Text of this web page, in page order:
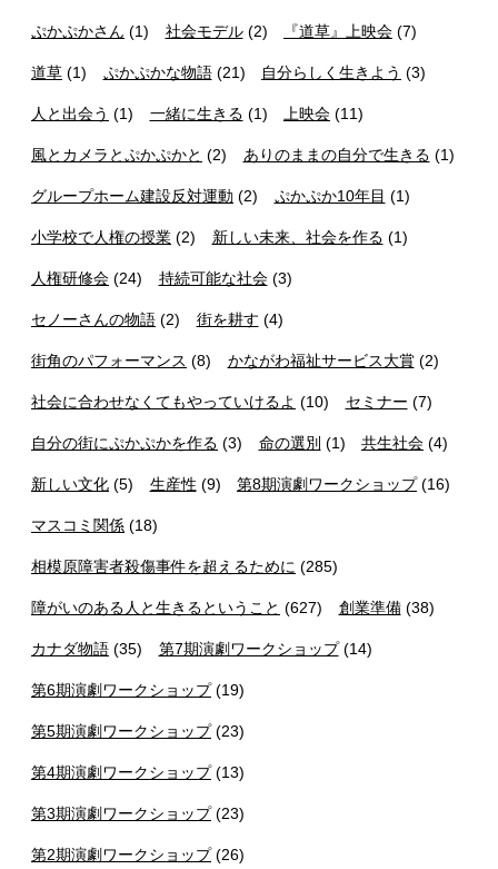
ぷかぷかさん (1) 社会モデル(2) 『道草』上映会 (7)
道草 (1) ぷかぷかな物語(21) 自分らしく生きよう (3)
人と出会う (1) 一緒に生きる (1) 上映会 (11)
風とカメラとぷかぷかと (2) ありのままの自分で生きる (1)
グループホーム建設反対運動 (2) ぷかぷか10年目 (1)
小学校で人権の授業 (2) 新しい未来、社会を作る (1)
人権研修会 (24) 持続可能な社会(3)
セノーさんの物語 (2) 街を耕す (4)
街角のパフォーマンス (8) かながわ福祉サービス大賞(2)
社会に合わせなくてもやっていけるよ (10) セミナー (7)
自分の街にぷかぷかを作る (3) 命の選別 (1) 共生社会 (4)
新しい文化 (5) 生産性 (9) 第8期演劇ワークショップ(16)
マスコミ関係 (18)
相模原障害者殺傷事件を超えるために (285)
障がいのある人と生きるということ (627) 創業準備(38)
カナダ物語 (35) 第7期演劇ワークショップ(14)
第6期演劇ワークショップ(19)
第5期演劇ワークショップ(23)
第4期演劇ワークショップ(13)
第3期演劇ワークショップ(23)
第2期演劇ワークショップ(26)